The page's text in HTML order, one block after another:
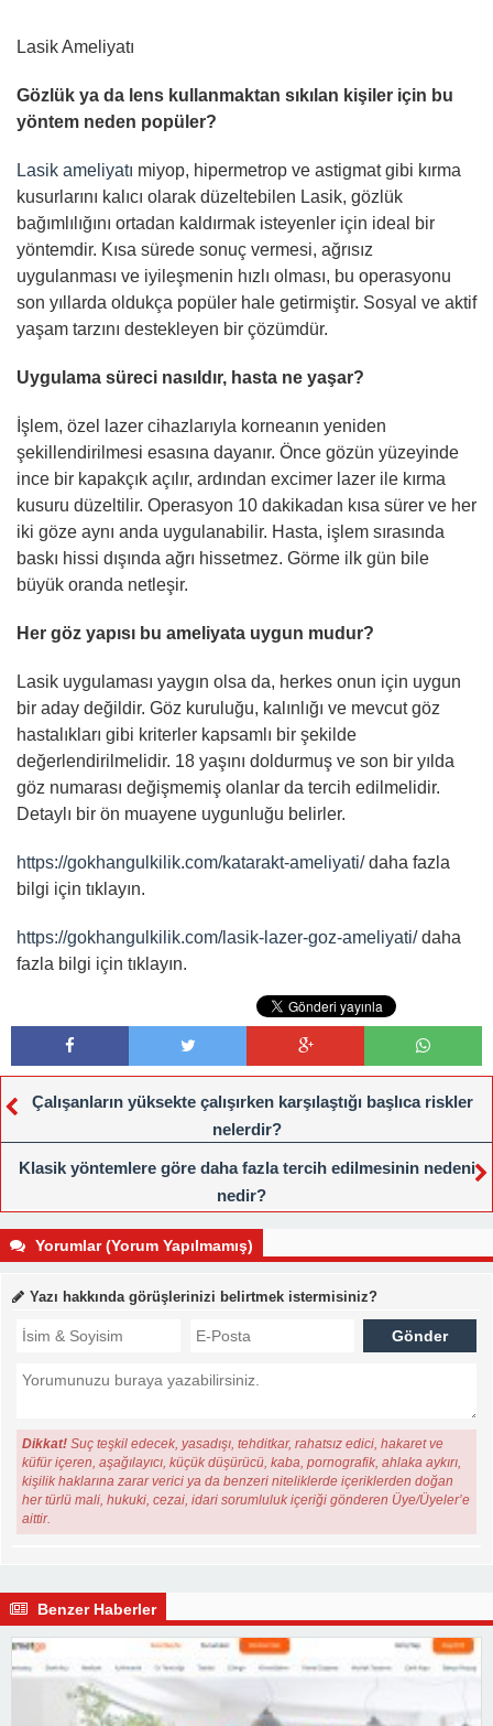
Lasik Ameliyatı
Gözlük ya da lens kullanmaktan sıkılan kişiler için bu
yöntem neden popüler?
Lasik ameliyatı miyop, hipermetrop ve astigmat gibi kırma
kusurlarını kalıcı olarak düzeltebilen Lasik, gözlük
bağımlılığını ortadan kaldırmak isteyenler için ideal bir
yöntemdir. Kısa sürede sonuç vermesi, ağrısız
uygulanması ve iyileşmenin hızlı olması, bu operasyonu
son yıllarda oldukça popüler hale getirmiştir. Sosyal ve aktif
yaşam tarzını destekleyen bir çözümdür.
Uygulama süreci nasıldır, hasta ne yaşar?
İşlem, özel lazer cihazlarıyla korneanın yeniden
şekillendirilmesi esasına dayanır. Önce gözün yüzeyinde
ince bir kapakçık açılır, ardından excimer lazer ile kırma
kusuru düzeltilir. Operasyon 10 dakikadan kısa sürer ve her
iki göze aynı anda uygulanabilir. Hasta, işlem sırasında
baskı hissi dışında ağrı hissetmez. Görme ilk gün bile
büyük oranda netleşir.
Her göz yapısı bu ameliyata uygun mudur?
Lasik uygulaması yaygın olsa da, herkes onun için uygun
bir aday değildir. Göz kuruluğu, kalınlığı ve mevcut göz
hastalıkları gibi kriterler kapsamlı bir şekilde
değerlendirilmelidir. 18 yaşını doldurmuş ve son bir yılda
göz numarası değişmemiş olanlar da tercih edilmelidir.
Detaylı bir ön muayene uygunluğu belirler.
https://gokhangulkilik.com/katarakt-ameliyati/daha fazla
bilgi için tıklayın.
https://gokhangulkilik.com/lasik-lazer-goz-ameliyati/daha
fazla bilgi için tıklayın.
Çalışanların yüksekte çalışırken karşılaştığı başlıca riskler
nelerdir?
Klasik yöntemlere göre daha fazla tercih edilmesinin nedeni
nedir?
Yorumlar (Yorum Yapılmamış)
Yazı hakkında görüşlerinizi belirtmek istermisiniz?
Dikkat! Suç teşkil edecek, yasadışı, tehditkar, rahatsız edici, hakaret ve
küfür içeren, aşağılayıcı, küçük düşürücü, kaba, pornografik, ahlaka aykırı,
kişilik haklarına zarar verici ya da benzeri niteliklerde içeriklerden doğan
her türlü mali, hukuki, cezai, idari sorumluluk içeriği gönderen Üye/Üyeler’e
aittir.
Benzer Haberler